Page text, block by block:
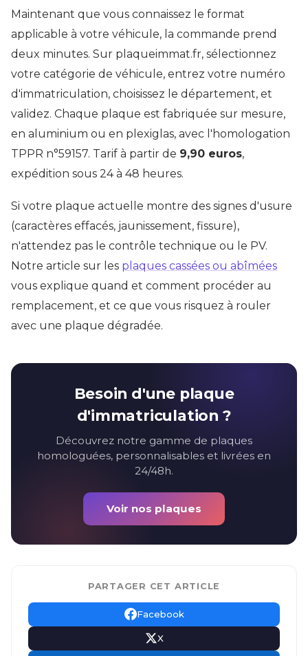
Maintenant que vous connaissez le format
applicable à votre véhicule, la commande prend
deux minutes. Sur plaqueimmat.fr, sélectionnez
votre catégorie de véhicule, entrez votre numéro
d'immatriculation, choisissez le département, et
validez. Chaque plaque est fabriquée sur mesure,
en aluminium ou en plexiglas, avec l'homologation
TPPR n°59157. Tarif à partir de 9,90 euros,
expédition sous 24 à 48 heures.
Si votre plaque actuelle montre des signes d'usure
(caractères effacés, jaunissement, fissure),
n'attendez pas le contrôle technique ou le PV.
Notre article sur les plaques cassées ou abîmées
vous explique quand et comment procéder au
remplacement, et ce que vous risquez à rouler
avec une plaque dégradée.
Besoin d'une plaque
d'immatriculation ?
Découvrez notre gamme de plaques
homologuées, personnalisables et livrées en
24/48h.
Voir nos plaques
PARTAGER CET ARTICLE
Facebook
X